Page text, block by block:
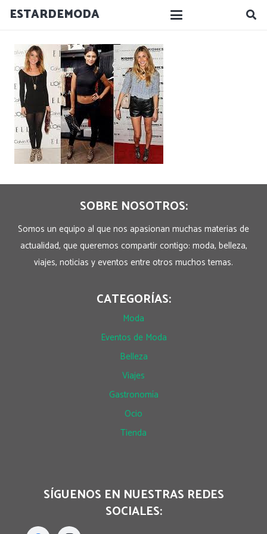
ESTARDEMODA
SOBRE NOSOTROS:
Somos un equipo al que nos apasionan muchas materias de
actualidad, que queremos compartir contigo: moda, belleza,
viajes, noticias y eventos entre otros muchos temas.
CATEGORÍAS:
Moda
Eventos de Moda
Belleza
Viajes
Gastronomía
Ocio
Tienda
SÍGUENOS EN NUESTRAS REDES
SOCIALES: